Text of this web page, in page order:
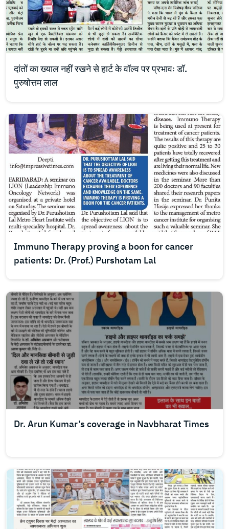
दांतों का ख्याल नहीं रखने से हार्ट के वॉल्व पर प्रभावः डॉ.
पुरुषोत्तम लाल
Immuno Therapy proving a boon for cancer
patients: Dr. (Prof.) Purshotam Lal
Dr. Arun Kumar’s coverage in Navbharat Times